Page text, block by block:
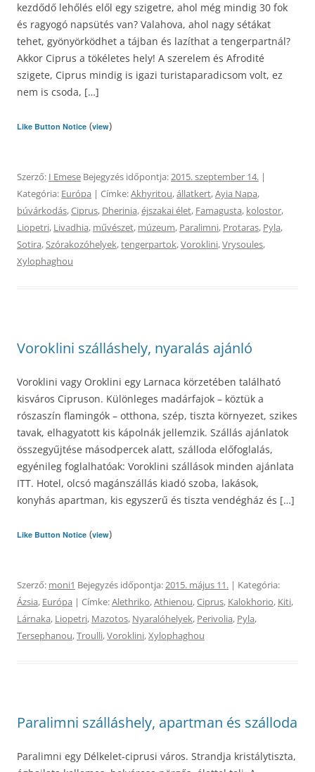
kezdődő lehőlés elől egy szigetre, ahol még mindig 30 fok
és ragyogó napsütés van? Valahova, ahol nagy sétákat
tehet, gyönyörködhet a tájban és lazíthat a tengerpartnál?
Akkor Ciprus a tökéletes hely! A szerelem és Afrodité
szigete, Ciprus mindig is igazi turistaparadicsom volt, ez
nem is csoda, […]
Like Button Notice (view)
Szerző: I Emese Bejegyzés időpontja:2015. szeptember 14. |
Kategória: Európa | Címke:Akhyritou,állatkert,Ayia Napa,
búvárkodás,Ciprus, Dherinia,éjszakai élet, Famagusta, kolostor,
Liopetri, Livadhia, művészet, múzeum, Paralimni, Protaras, Pyla,
Sotira,Szórakozóhelyek,tengerpartok,Voroklini,Vrysoules,
Xylophaghou
Voroklini szálláshely, nyaralás ajánló
Voroklini vagy Oroklini egy Larnaca körzetében található
kisváros Cipruson. Különleges madárfajok – köztük a
rószaszín flamingók – otthona, szép, tiszta környezet, szikes
tavak, elhagyatott kis kápolnák jellemzik. Szállás ajánlatok
összegyűjtése másodpercek alatt, szálloda előfoglalás,
egyénileg foglalhatóak: Voroklini szállások minden ajánlata
ITT. Hotel, olcsó magánszállás kiadó szoba, lakások,
konyhás apartman, kis egyszerű és tiszta vendégház és […]
Like Button Notice (view)
Szerző: moni1 Bejegyzés időpontja:2015. május 11. | Kategória:
Ázsia, Európa | Címke:Alethriko,Athienou,Ciprus, Kalokhorio, Kiti,
Lárnaka, Liopetri, Mazotos, Nyaralóhelyek, Perivolia, Pyla,
Tersephanou,Troulli,Voroklini,Xylophaghou
Paralimni szálláshely, apartman és szálloda
Paralimni egy Délkelet-ciprusi város. Strandja kristálytiszta,